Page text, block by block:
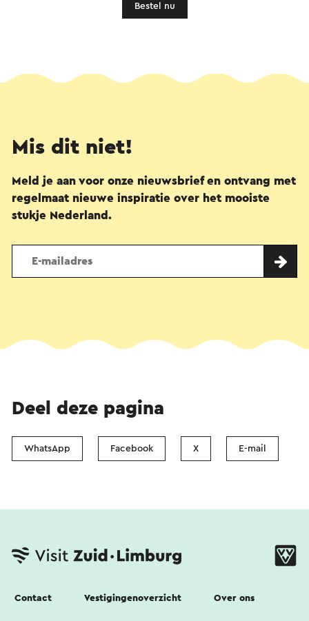
Bestel nu
Mis dit niet!
Meld je aan voor onze nieuwsbrief en ontvang met
regelmaat nieuwe inspiratie over het mooiste
stukje Nederland.
Deel deze pagina
WhatsApp Facebook X E-mail
Contact Vestigingenoverzicht Over ons